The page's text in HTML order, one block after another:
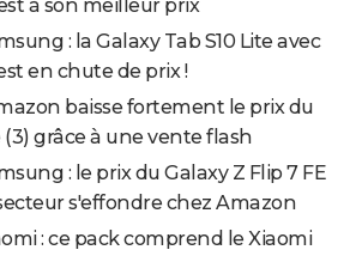
à son meilleur prix
: la Galaxy Tab S10 Lite avec
en chute de prix !
baisse fortement le prix du
grâce à une vente flash
: le prix du Galaxy Z Flip 7 FE
s'effondre chez Amazon
: ce pack comprend le Xiaomi